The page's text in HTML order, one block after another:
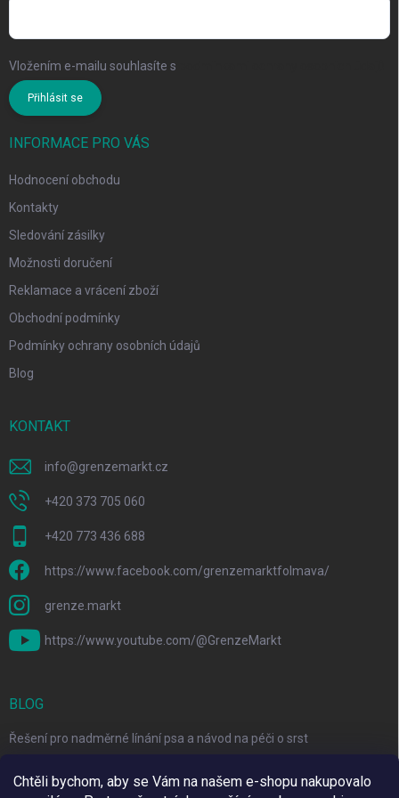
Chtěli bychom, aby se Vám na našem e-shopu nakupovalo
Vložením e-mailu souhlasíte s
Přihlásit se
INFORMACE PRO VÁS
Hodnocení obchodu
Kontakty
Sledování zásilky
Možnosti doručení
Reklamace a vrácení zboží
Obchodní podmínky
Podmínky ochrany osobních údajů
Blog
KONTAKT
info@grenzemarkt.cz
+420 373 705 060
+420 773 436 688
https://www.facebook.com/grenzemarktfolmava/
grenze.markt
https://www.youtube.com/@GrenzeMarkt
BLOG
Řešení pro nadměrné línání psa a návod na péči o srst